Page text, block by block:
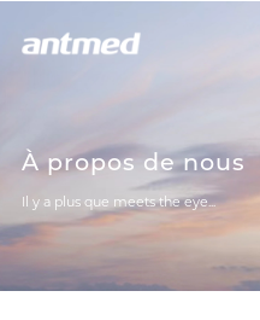
À propos de nous
Il y a plus que meets the eye...